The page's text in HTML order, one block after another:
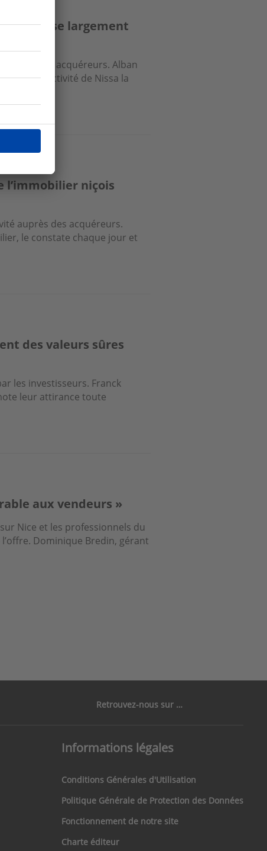
dépasse largement
les acquéreurs. Alban
de l'attractivité de Nissa la
l’immobilier niçois
auprès des acquéreurs.
le constate chaque jour et
des valeurs sûres
les investisseurs. Franck
leur attirance toute
aux vendeurs »
Nice et les professionnels du
Dominique Bredin, gérant
Retrouvez-nous sur …
Informations légales
Conditions Générales d'Utilisation
Politique Générale de Protection des Données
Fonctionnement de notre site
Charte éditeur